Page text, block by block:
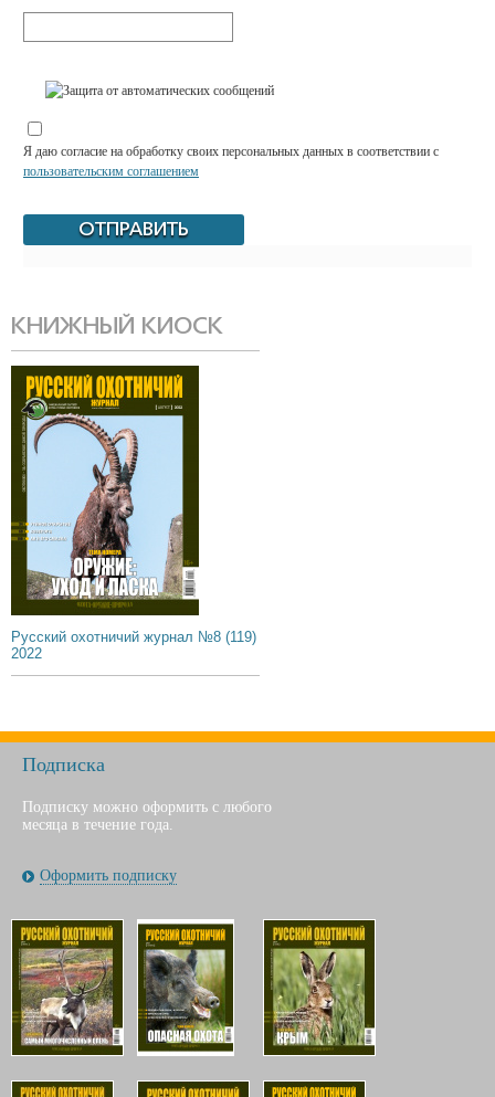
Я даю согласие на обработку своих персональных данных в соответствии с
пользовательским соглашением
КНИЖНЫЙ КИОСК
Русский охотничий журнал №8 (119)
2022
Подписка
Подписку можно оформить с любого
месяца в течение года.
Оформить подписку